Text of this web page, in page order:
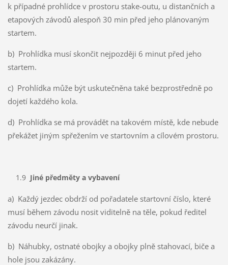
k případné prohlídce v prostoru stake-outu, u distančních a
etapových závodů alespoň 30 min před jeho plánovaným
startem.
b) Prohlídka musí skončit nejpozději 6 minut před jeho
startem.
c) Prohlídka může být uskutečněna také bezprostředně po
dojetí každého kola.
d) Prohlídka se má provádět na takovém místě, kde nebude
překážet jiným spřežením ve startovním a cílovém prostoru.
1.9 Jiné předměty a vybavení
a) Každý jezdec obdrží od pořadatele startovní číslo, které
musí během závodu nosit viditelně na těle, pokud ředitel
závodu neurčí jinak.
b) Náhubky, ostnaté obojky a obojky plně stahovací, biče a
hole jsou zakázány.